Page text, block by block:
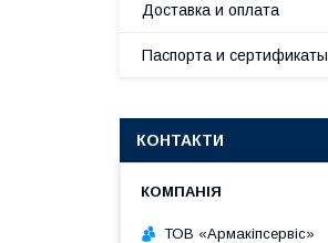
Доставка и оплата
Паспорта и сертификаты
КОНТАКТИ
ТОВ «Армакіпсервіс»